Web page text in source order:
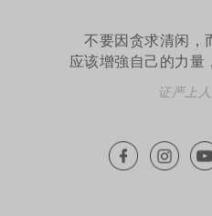
不要因贪求清闲，
应该增強自己的力量
证严上